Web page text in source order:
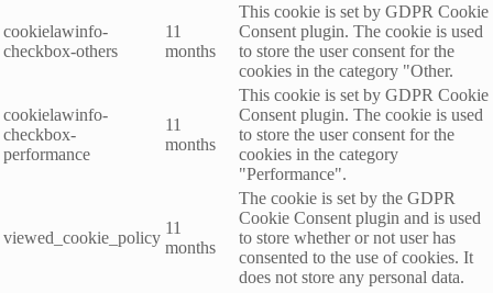
cookielawinfo-
checkbox-others
11
months
This cookie is set by GDPR Cookie
Consent plugin. The cookie is used
to store the user consent for the
cookies in the category "Other.
cookielawinfo-
checkbox-
performance
11
months
This cookie is set by GDPR Cookie
Consent plugin. The cookie is used
to store the user consent for the
cookies in the category
"Performance".
viewed_cookie_policy
11
months
The cookie is set by the GDPR
Cookie Consent plugin and is used
to store whether or not user has
consented to the use of cookies. It
does not store any personal data.